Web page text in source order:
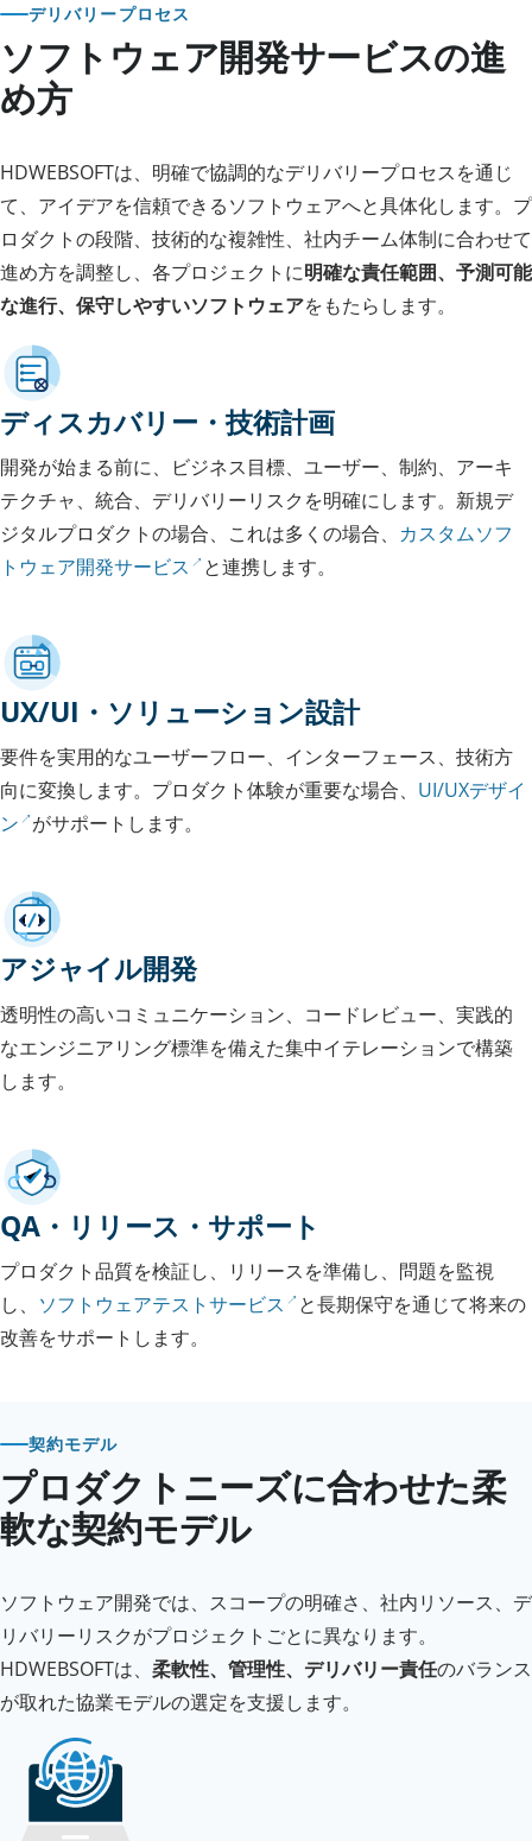
デリバリープロセス
ソフトウェア開発サービスの進
め方
HDWEBSOFTは、明確で協調的なデリバリープロセスを通じ
て、アイデアを信頼できるソフトウェアへと具体化します。プ
ロダクトの段階、技術的な複雑性、社内チーム体制に合わせて
進め方を調整し、各プロジェクトに明確な責任範囲、予測可能
な進行、保守しやすいソフトウェアをもたらします。
ディスカバリー・技術計画
開発が始まる前に、ビジネス目標、ユーザー、制約、アーキ
テクチャ、統合、デリバリーリスクを明確にします。新規デ
ジタルプロダクトの場合、これは多くの場合、 カスタムソフ
トウェア開発サービス
と連携します。
UX/UI・ソリューション設計
要件を実用的なユーザーフロー、インターフェース、技術方
向に変換します。プロダクト体験が重要な場合、 UI/UXデザイ
ン がサポートします。
アジャイル開発
透明性の高いコミュニケーション、コードレビュー、実践的
なエンジニアリング標準を備えた集中イテレーションで構築
します。
QA・リリース・サポート
プロダクト品質を検証し、リリースを準備し、問題を監視
し、 ソフトウェアテストサービス
と長期保守を通じて将来の
改善をサポートします。
契約モデル
プロダクトニーズに合わせた柔
軟な契約モデル
ソフトウェア開発では、スコープの明確さ、社内リソース、デ
リバリーリスクがプロジェクトごとに異なります。
HDWEBSOFTは、 柔軟性、管理性、デリバリー責任のバランス
が取れた協業モデルの選定を支援します。